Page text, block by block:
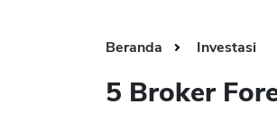
Beranda Investasi
5 Broker